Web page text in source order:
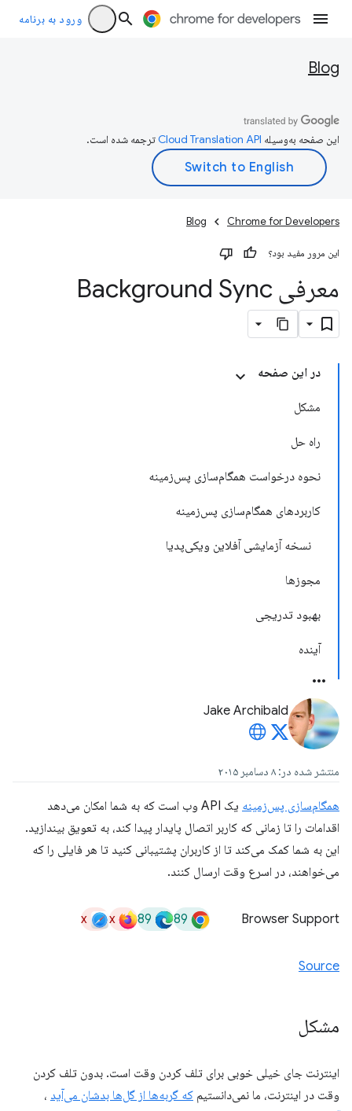
ورود به برنامه
Blog
این صفحه به‌وسیله ترجمه شده است.
Chrome for Developers
Blog
این مرور مفید بود؟
معرفی Background Sync
در این صفحه
مشکل
راه حل
نحوه درخواست همگام‌سازی پس‌زمینه
کاربردهای همگام‌سازی پس‌زمینه
نسخه آزمایشی آفلاین ویکی‌پدیا
مجوزها
بهبود تدریجی
آینده
Jake Archibald
منتشر شده در: ۸ دسامبر ۲۰۱۵
همگام‌سازی پس‌زمینه
یک API وب است که به شما امکان می‌دهد
اقدامات را تا زمانی که کاربر اتصال پایدار پیدا کند، به تعویق بیندازید.
این به شما کمک می‌کند تا از کاربران پشتیبانی کنید تا هر فایلی را که
می‌خواهند، در اسرع وقت ارسال کنند.
Browser Support
89
89
x
x
Source
مشکل
اینترنت جای خیلی خوبی برای تلف کردن وقت است. بدون تلف کردن
وقت در اینترنت، ما نمی‌دانستیم که گربه‌ها از گل‌ها بدشان می‌آید ،